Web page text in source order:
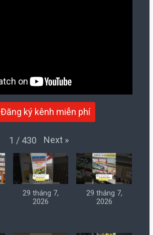
Đăng ký kênh miễn phí
1 / 430 Next »
29 tháng 7,
2026
29 tháng 7,
2026